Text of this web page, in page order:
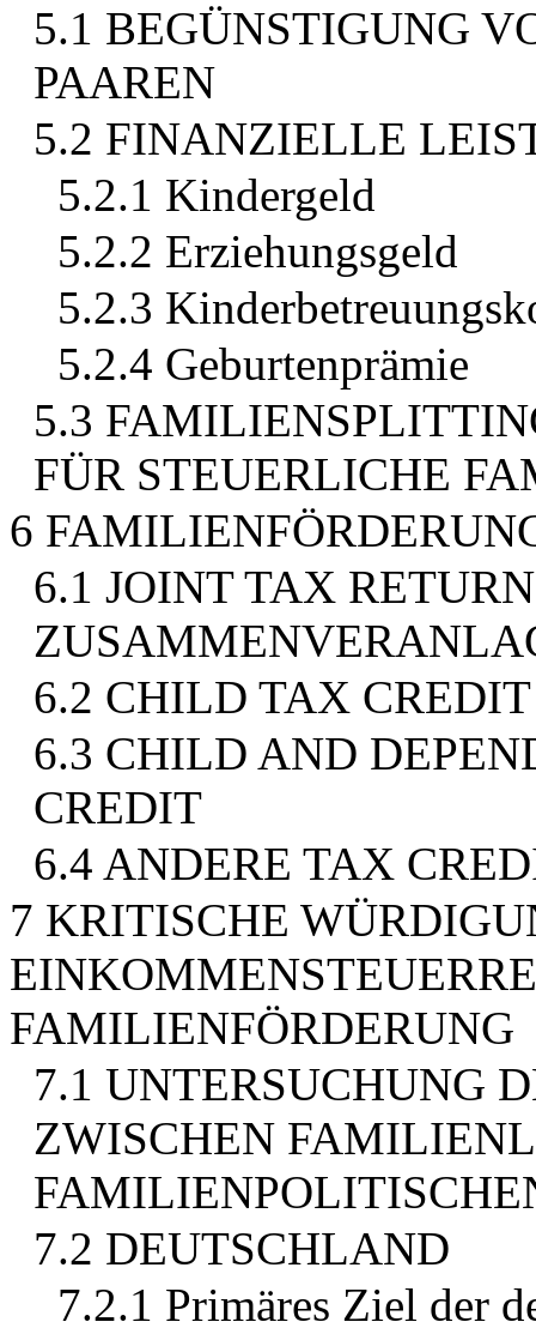
5.1 BEGÜNSTIGUNG
PAAREN
5.2 FINANZIELLE
5.2.1 Kindergeld
5.2.2 Erziehungsgeld
5.2.3
5.2.4 Geburtenprämie
5.3
FÜR STEUERLICHE
6
6.1 JOINT TAX
6.2 CHILD TAX CREDIT
6.3 CHILD AND
CREDIT
6.4 ANDERE TAX
7 KRITISCHE
FAMILIENFÖRDERUNG
7.1 UNTERSUCHUNG
ZWISCHEN
7.2 DEUTSCHLAND
7.2.1 Primäres Ziel der